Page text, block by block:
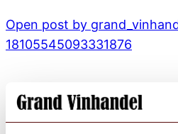
Open post by
18105545093331876